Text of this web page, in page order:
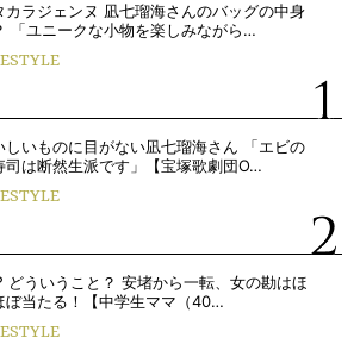
カラジェンヌ 凪七瑠海さんのバッグの中身
「ユニークな小物を楽しみながら…
しいものに目がない凪七瑠海さん 「エビの
司は断然生派です」【宝塚歌劇団O…
どういうこと？ 安堵から一転、女の勘はほ
ぼ当たる！【中学生ママ（40…